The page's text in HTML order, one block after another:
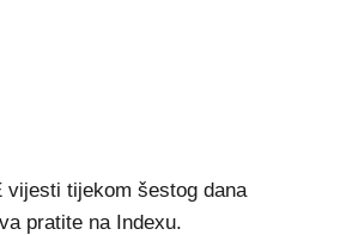
vijesti tijekom šestog dana
pratite na Indexu.